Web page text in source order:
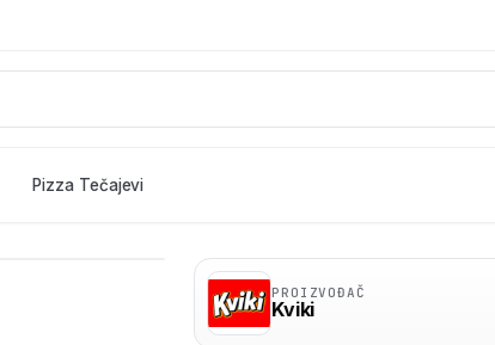
Pizza Tečajevi
PROIZVOĐAČ
Kviki